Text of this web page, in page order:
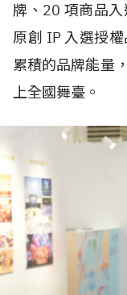
牌、 20 項商品
原創 IP 入選授
累積的品牌能量
上全國舞臺。